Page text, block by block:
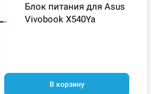
Блок питания для Asus
Vivobook X540Ya
В корзину